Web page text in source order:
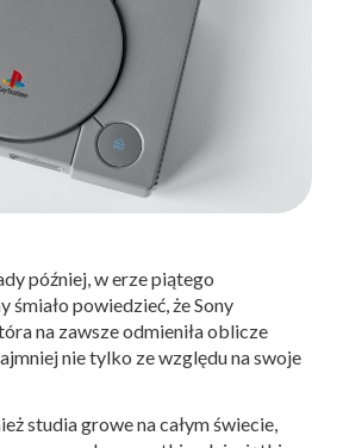
później, w erze piątego
śmiało powiedzieć, że Sony
na zawsze odmieniła oblicze
nie tylko ze względu na swoje
studia growe na całym świecie,